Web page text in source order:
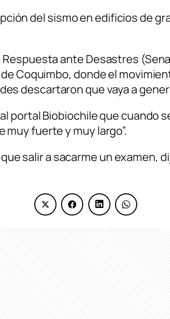
del sismo en edificios de
Respuesta ante Desastres
Coquimbo, donde el
descartaron que vaya a
portal Biobiochile que cuando
muy fuerte y muy largo”.
salir a sacarme un examen,